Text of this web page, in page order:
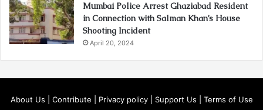
Mumbai Police Arrest Ghaziabad Resident
in Connection with Salman Khan’s House
Shooting Incident
April 20, 2024
About Us Contribute Privacy policy| Support Us Terms of Use